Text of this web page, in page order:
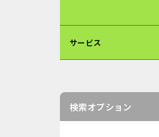
サービス
検索オプション